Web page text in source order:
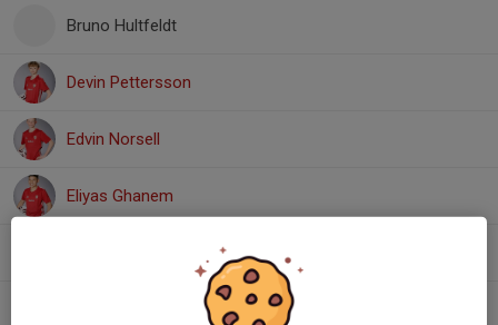
Bruno Hultfeldt
Devin Pettersson
Edvin Norsell
Eliyas Ghanem